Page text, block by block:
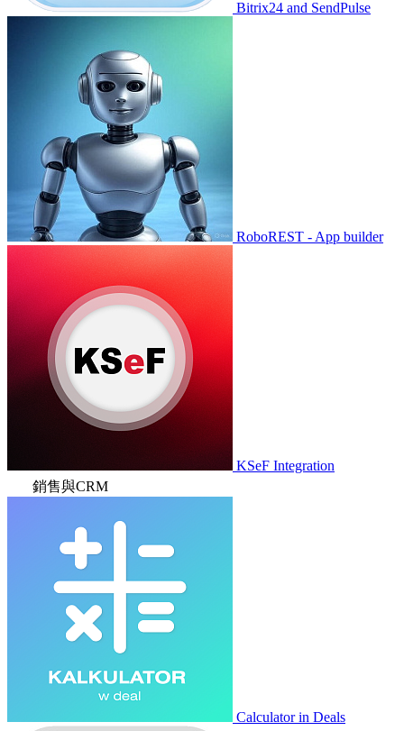
Bitrix24 and SendPulse
RoboREST - App builder
KSeF Integration
銷售與CRM
Calculator in Deals